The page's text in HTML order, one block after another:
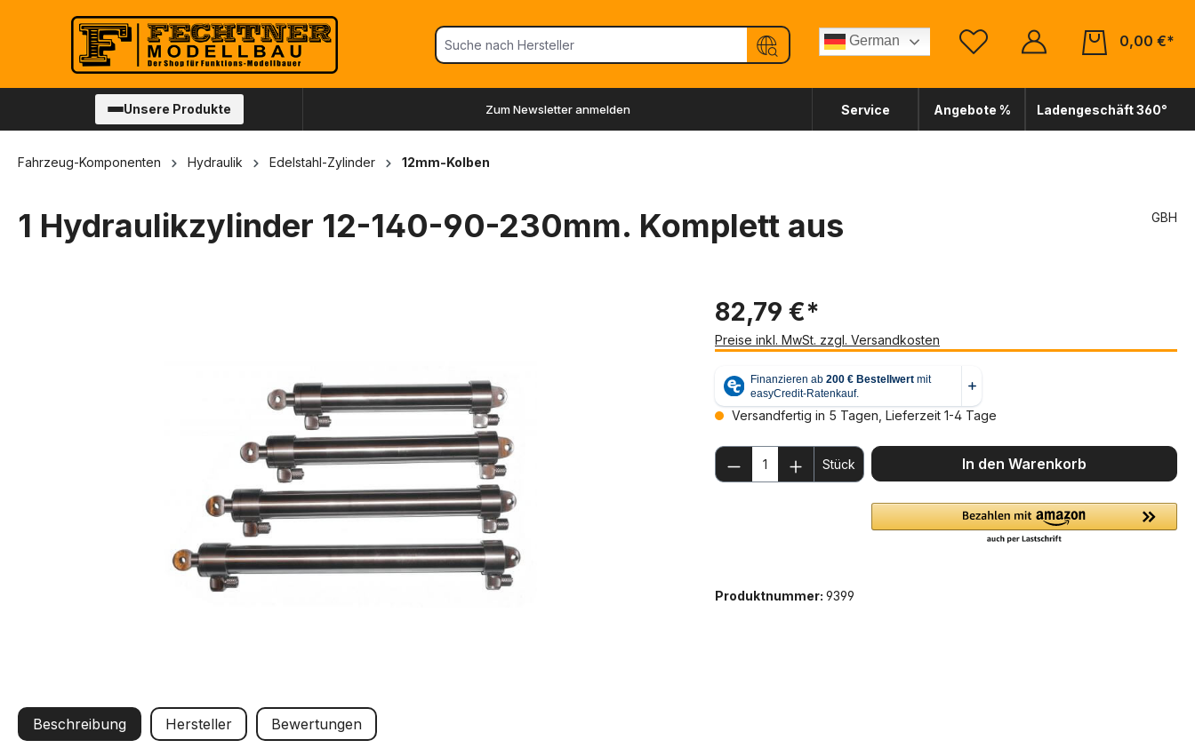
Zur Hauptnavigation springen
German
0,00 €*
Unsere Produkte Zum Newsletter anmelden Service Angebote % Ladengeschäft 360°
Fahrzeug-Komponenten Hydraulik Edelstahl-Zylinder 12mm-Kolben
1 Hydraulikzylinder 12-140-90-230mm. Komplett aus GBH
82,79 €*
Preise inkl. MwSt. zzgl. Versandkosten
Versandfertig in 5 Tagen, Lieferzeit 1-4 Tage
Produkt Anzahl: Gib den gewünschten Wert
Stück In den Warenkorb
Produktnummer: 9399
Beschreibung Hersteller Bewertungen